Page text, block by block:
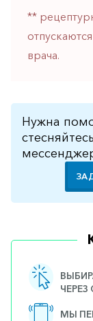
**
врача.
Нужна
МЫ